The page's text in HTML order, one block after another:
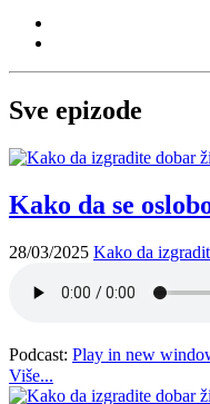
Sve epizode
Kako da se
28/03/2025 Kako da
Podcast: Play in new
Više...